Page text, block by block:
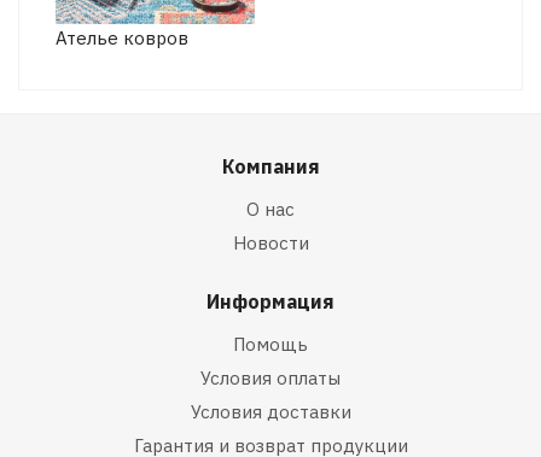
Ателье ковров
Компания
О нас
Новости
Информация
Помощь
Условия оплаты
Условия доставки
Гарантия и возврат продукции